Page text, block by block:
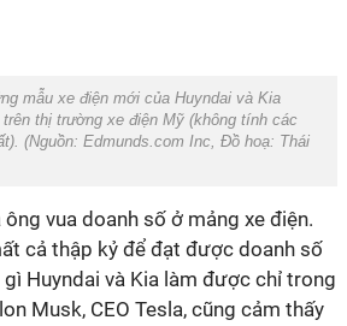
mẫu xe điện mới của Huyndai và Kia
thị trường xe điện Mỹ (không tính các
(Nguồn: Edmunds.com Inc, Đồ hoạ: Thái
ông vua doanh số ở mảng xe điện.
cả thập kỷ để đạt được doanh số
Huyndai và Kia làm được chỉ trong
Musk, CEO Tesla, cũng cảm thấy